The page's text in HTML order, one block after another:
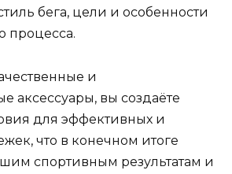
бега, цели и особенности
процесса.
и
аксессуары, вы создаёте
для эффективных и
что в конечном итоге
спортивным результатам и